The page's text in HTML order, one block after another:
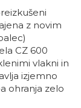
z novim
CZ 600
vlakni in
izjemno
ohranja zelo